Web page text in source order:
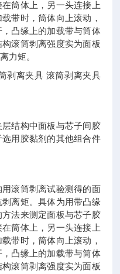
筒体上，另一头连接上
带时，筒体向上滚动，
凸缘上的加载带与筒体
滚筒剥离强度实为面板
力矩。
剥离夹具 滚筒剥离夹具
结构中面板与芯子间胶
用胶黏剂的其他组合件
滚筒剥离试验测得的面
离矩。具体为用带凸缘
法来测定面板与芯子胶
筒体上，另一头连接上
带时，筒体向上滚动，
凸缘上的加载带与筒体
滚筒剥离强度实为面板